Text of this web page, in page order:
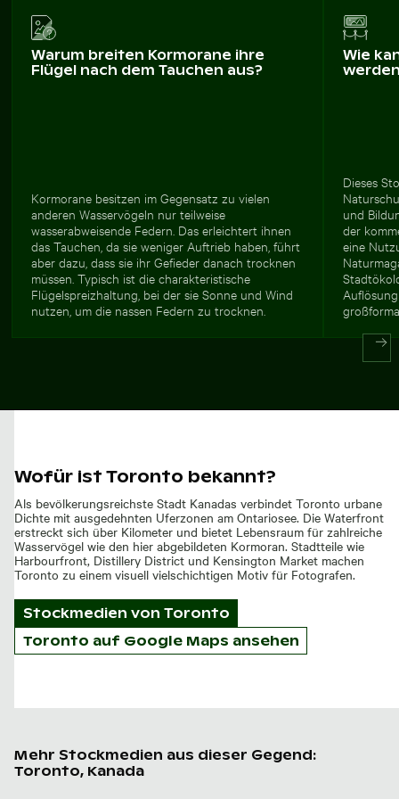
Warum breiten Kormorane ihre
Flügel nach dem Tauchen aus?
Kormorane besitzen im Gegensatz zu vielen
anderen Wasservögeln nur teilweise
wasserabweisende Federn. Das erleichtert ihnen
das Tauchen, da sie weniger Auftrieb haben, führt
aber dazu, dass sie ihr Gefieder danach trocknen
müssen. Typisch ist die charakteristische
Flügelspreizhaltung, bei der sie Sonne und Wind
nutzen, um die nassen Federn zu trocknen.
Wie
Dieses
und
der
eine
Wofür ist Toronto bekannt?
Als bevölkerungsreichste Stadt Kanadas verbindet Toronto urbane
Dichte mit ausgedehnten Uferzonen am Ontariosee. Die Waterfront
erstreckt sich über Kilometer und bietet Lebensraum für zahlreiche
Wasservögel wie den hier abgebildeten Kormoran. Stadtteile wie
Harbourfront, Distillery District und Kensington Market machen
Toronto zu einem visuell vielschichtigen Motiv für Fotografen.
Stockmedien von Toronto
Toronto auf Google Maps ansehen
Mehr Stockmedien aus dieser Gegend:
Toronto, Kanada